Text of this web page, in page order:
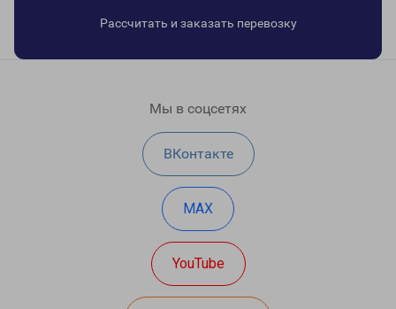
Рассчитать и заказать перевозку
Мы в соцсетях
ВКонтакте
MAX
YouTube